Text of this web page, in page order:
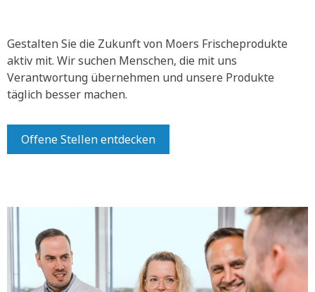
Gestalten Sie die Zukunft von Moers Frischeprodukte
aktiv mit. Wir suchen Menschen, die mit uns
Verantwortung übernehmen und unsere Produkte
täglich besser machen.
Offene Stellen entdecken